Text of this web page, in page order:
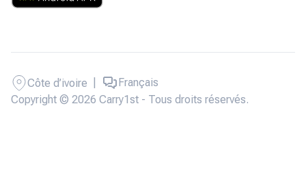
Copyright © 2026 Carry1st - Tous droits réservés.
Côte d’ivoire Français